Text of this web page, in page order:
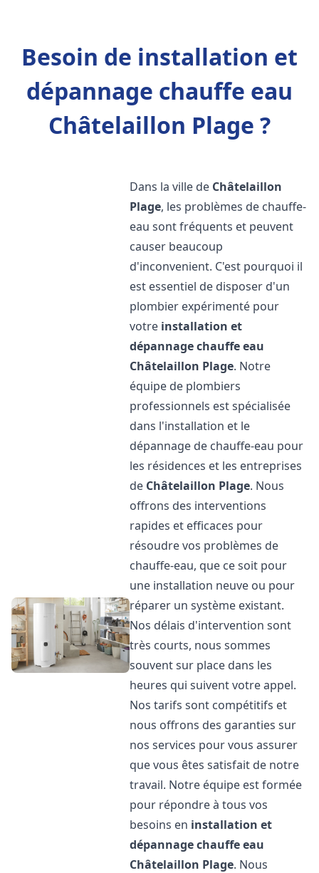
Besoin de installation et
dépannage chauffe eau
Châtelaillon Plage ?
Dans la ville de Châtelaillon
Plage, les problèmes de chauffe-
eau sont fréquents et peuvent
causer beaucoup
d'inconvenient. C'est pourquoi il
est essentiel de disposer d'un
plombier expérimenté pour
votre installation et
dépannage chauffe eau
Châtelaillon Plage. Notre
équipe de plombiers
professionnels est spécialisée
dans l'installation et le
dépannage de chauffe-eau pour
les résidences et les entreprises
de Châtelaillon Plage. Nous
offrons des interventions
rapides et efficaces pour
résoudre vos problèmes de
chauffe-eau, que ce soit pour
une installation neuve ou pour
réparer un système existant.
Nos délais d'intervention sont
très courts, nous sommes
souvent sur place dans les
heures qui suivent votre appel.
Nos tarifs sont compétitifs et
nous offrons des garanties sur
nos services pour vous assurer
que vous êtes satisfait de notre
travail. Notre équipe est formée
pour répondre à tous vos
besoins en installation et
dépannage chauffe eau
Châtelaillon Plage. Nous